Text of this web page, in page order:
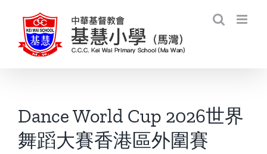
content
Dance World Cup 2026世界
舞蹈大賽香港區外圍賽